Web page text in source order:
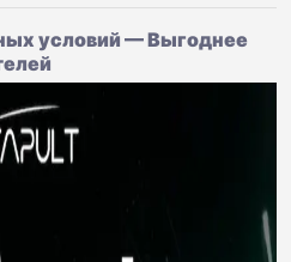
условий — Выгоднее